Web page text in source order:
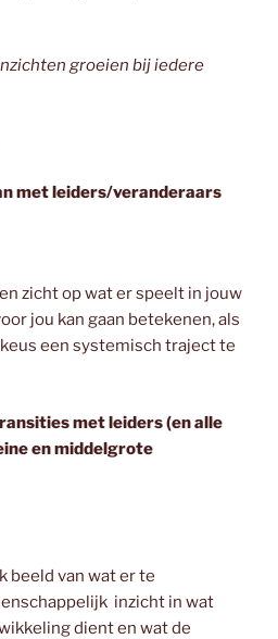
groeien bij iedere
met leiders/veranderaars
zicht op wat er speelt in jouw
jou kan gaan betekenen, als
een systemisch traject te
met leiders (en alle
en middelgrote
beeld van wat er te
inzicht in wat
dient en wat de